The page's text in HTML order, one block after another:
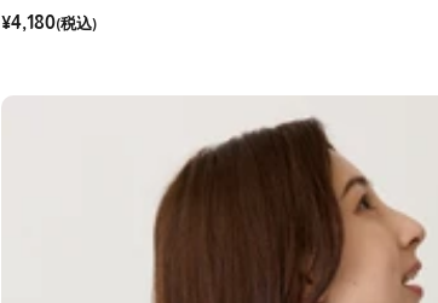
セ
ー
ル
価
格
¥4,180(税込)